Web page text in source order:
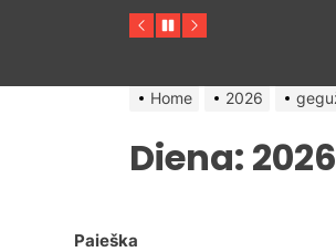
Previous
PauseNext
metais
Home 2026
Diena:
Paieška